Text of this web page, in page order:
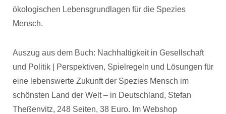
ökologischen Lebensgrundlagen für die Spezies
Mensch.
Auszug aus dem Buch: Nachhaltigkeit in Gesellschaft
und Politik | Perspektiven, Spielregeln und Lösungen für
eine lebenswerte Zukunft der Spezies Mensch im
schönsten Land der Welt – in Deutschland, Stefan
Theßenvitz, 248 Seiten, 38 Euro. Im Webshop